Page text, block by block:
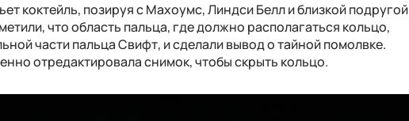
коктейль, позируя с Махоумс, Линдси Белл и близкой подругой
что область пальца, где должно располагаться кольцо,
части пальца Свифт, и сделали вывод о тайной помолвке.
отредактировала снимок, чтобы скрыть кольцо.